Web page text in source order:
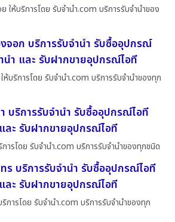
ให้บริการโดย รับจํานํา.com บริการรับจำนำของ
จอก บริการรับจำนำ รับซื้ออุปกรณ์
นำ และ รับฝากขายอุปกรณ์ไอที
ห้บริการโดย รับจํานํา.com บริการรับจำนำของทุก
บริการรับจำนำ รับซื้ออุปกรณ์ไอที
ละ รับฝากขายอุปกรณ์ไอที
ารโดย รับจํานํา.com บริการรับจำนำของทุกชนิด
ร บริการรับจำนำ รับซื้ออุปกรณ์ไอที
ละ รับฝากขายอุปกรณ์ไอที
การโดย รับจํานํา.com บริการรับจำนำของทุก